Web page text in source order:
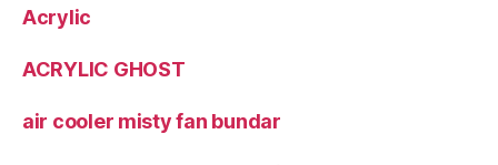
Acrylic
ACRYLIC GHOST
air cooler misty fan bundar